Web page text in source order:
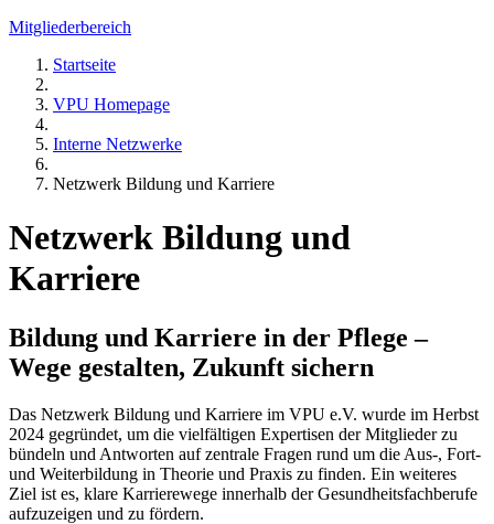
Mitgliederbereich
Startseite
VPU Homepage
Interne Netzwerke
Netzwerk Bildung und Karriere
Netzwerk Bildung und
Karriere
Bildung und Karriere in der Pflege –
Wege gestalten, Zukunft sichern
Das Netzwerk Bildung und Karriere im VPU e.V. wurde im Herbst
2024 gegründet, um die vielfältigen Expertisen der Mitglieder zu
bündeln und Antworten auf zentrale Fragen rund um die Aus-, Fort-
und Weiterbildung in Theorie und Praxis zu finden. Ein weiteres
Ziel ist es, klare Karrierewege innerhalb der Gesundheitsfachberufe
aufzuzeigen und zu fördern.